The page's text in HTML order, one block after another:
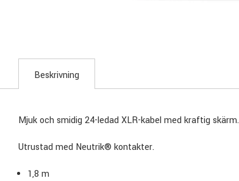
Beskrivning
Mjuk och smidig 24-ledad XLR-kabel med kraftig skärm.
Utrustad med Neutrik® kontakter.
1,8 m